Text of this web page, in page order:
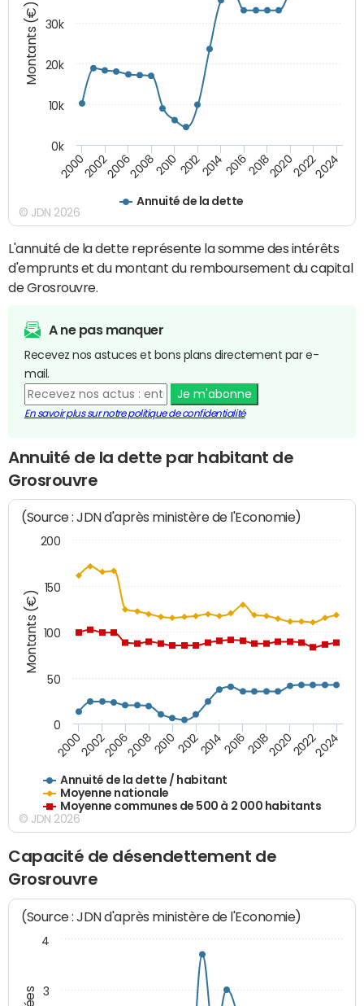
Montants (€)
Annuité de la dette
20002002200620082010 2012201420162018202020222024
0k
10k
20k
30k
© JDN 2026
L'annuité de la dette représente la somme des intérêts
d'emprunts et du montant du remboursement du capital
de Grosrouvre.
A ne pas manquer
Recevez nos astuces et bons plans directement par e-
mail.
Je m'abonne
En savoir plus sur notre politique de confidentialité
Annuité de la dette par habitant de
Grosrouvre
Montants (€)
(Source : JDN d'après ministère de l'Economie)
Annuité de la dette / habitant
Moyenne nationale
Moyenne communes de 500 à 2 000 habitants
200020022006200820102012201420162018202020222024
0
50
100
150
200
© JDN 2026
Capacité de désendettement de
Grosrouvre
(Source : JDN d'après ministère de l'Economie)
3
4